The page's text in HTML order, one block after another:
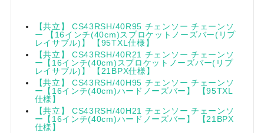
【共立】 CS43RSH/40R95 チェンソー チェーンソ
ー 【16インチ(40cm)スプロケットノーズバー(リプ
レイサブル)】 【95TXL仕様】
【共立】 CS43RSH/40R21 チェンソー チェーンソ
ー【16インチ(40cm)スプロケットノーズバー(リプ
レイサブル)】 【21BPX仕様】
【共立】 CS43RSH/40H95 チェンソー チェーンソ
ー【16インチ(40cm)ハードノーズバー】 【95TXL
仕様】
【共立】 CS43RSH/40H21 チェンソー チェーンソ
ー【16インチ(40cm)ハードノーズバー】 【21BPX
仕様】